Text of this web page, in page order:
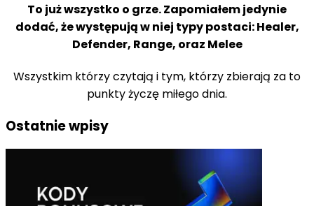
To już wszystko o grze. Zapomiałem jedynie
dodać, że występują w niej typy postaci: Healer,
Defender, Range, oraz Melee
Wszystkim którzy czytają i tym, którzy zbierają za to
punkty życzę miłego dnia.
Ostatnie wpisy